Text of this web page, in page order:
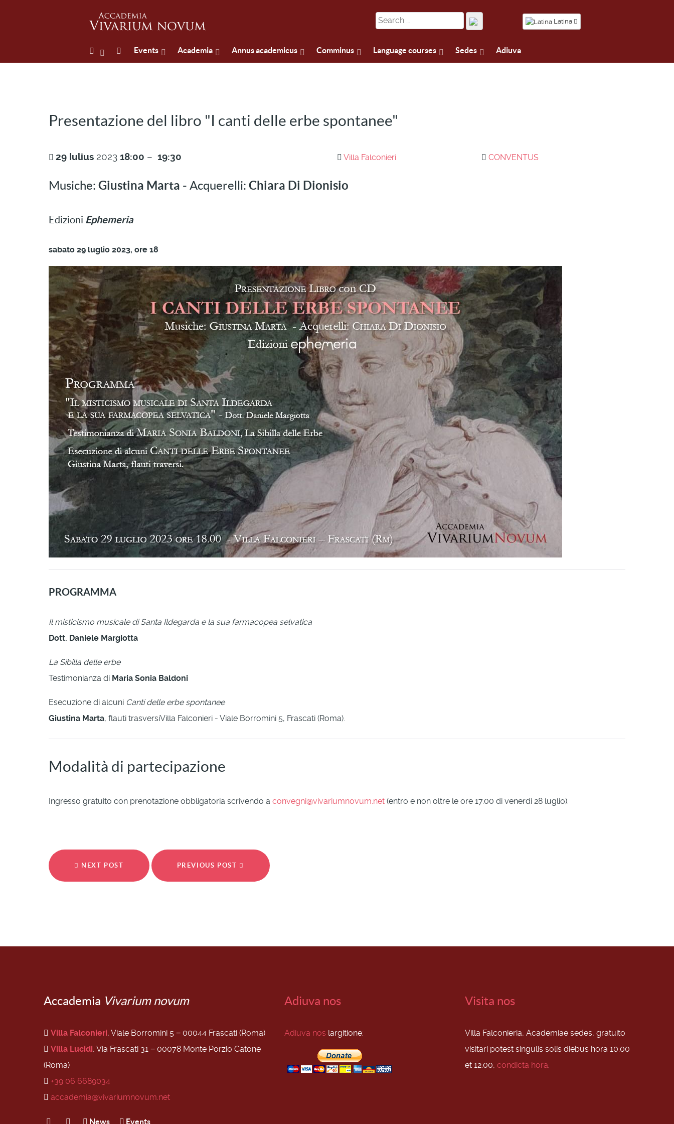
Latina
Events Academia Annus academicus Comminus Language courses Sedes Adiuva
Presentazione del libro "I canti delle erbe spontanee"
29 Iulius 2023 18:00 – 19:30 Villa Falconieri CONVENTUS
Musiche: Giustina Marta - Acquerelli: Chiara Di Dionisio
Edizioni Ephemeria
sabato 29 luglio 2023, ore 18
PROGRAMMA
Il misticismo musicale di Santa Ildegarda e la sua farmacopea selvatica
Dott. Daniele Margiotta
La Sibilla delle erbe
Testimonianza di Maria Sonia Baldoni
Esecuzione di alcuni Canti delle erbe spontanee
Giustina Marta, flauti trasversiVilla Falconieri - Viale Borromini 5, Frascati (Roma).
Modalità di partecipazione
Ingresso gratuito con prenotazione obbligatoria scrivendo a convegni@vivariumnovum.net (entro e non oltre le ore 17.00 di venerdì 28 luglio).
NEXT POST PREVIOUS POST
Accademia Vivarium novum
Villa Falconieri, Viale Borromini 5 − 00044 Frascati (Roma)
Villa Lucidi, Via Frascati 31 − 00078 Monte Porzio Catone
(Roma)
+39 06 6689034
accademia@vivariumnovum.net
News Events
Adiuva nos
Adiuva nos largitione:
Visita nos
Villa Falconieria, Academiae sedes, gratuito
visitari potest singulis solis diebus hora 10.00
et 12.00, condicta hora.